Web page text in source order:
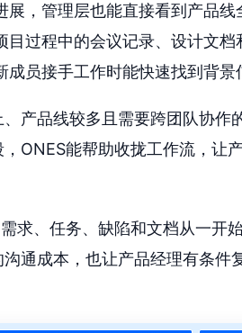
，管理层也能直接看到产品线
过程中的会议记录、设计文档
员接手工作时能快速找到背景
产品线较多且需要跨团队协作
ONES能帮助收拢工作流，让
求、任务、缺陷和文档从一开
通成本，也让产品经理有条件